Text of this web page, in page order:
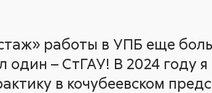
работы в УПБ еще
один – СтГАУ! В 2024 году
в кочубеевском